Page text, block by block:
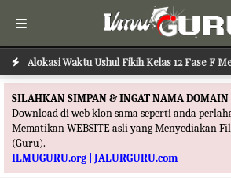
Alokasi Waktu Ushul Fikih Kelas 12 Fase
Alokasi Waktu Ilmu Tafsir Kelas 12 Fase
SILAHKAN SIMPAN & INGAT NAMA
Download di web klon sama seperti anda
Mematikan WEBSITE asli yang Menyediakan
(Guru).
ILMUGURU.org | JALURGURU.com